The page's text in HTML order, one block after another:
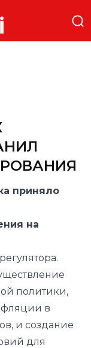
приняло
на
политики,
в
и создание
для